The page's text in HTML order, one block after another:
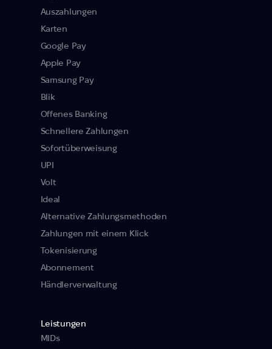
Auszahlungen
Karten
Google Pay
Apple Pay
Samsung Pay
Blik
Offenes Banking
Schnellere Zahlungen
Sofortüberweisung
UPI
Volt
Ideal
Alternative Zahlungsmethoden
Zahlungen mit einem Klick
Tokenisierung
Abonnement
Händlerverwaltung
Leistungen
MIDs